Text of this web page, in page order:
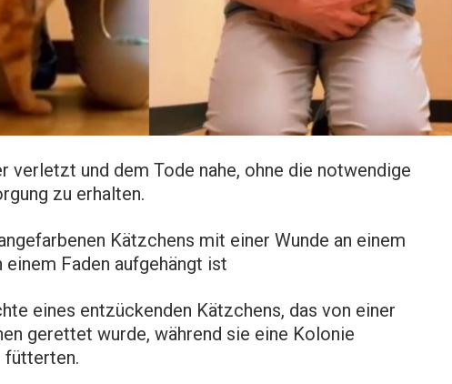
verletzt und dem Tode nahe, ohne die notwendige
zu erhalten.
Kätzchens mit einer Wunde an einem
einem Faden aufgehängt ist
eines entzückenden Kätzchens, das von einer
gerettet wurde, während sie eine Kolonie
fütterten.